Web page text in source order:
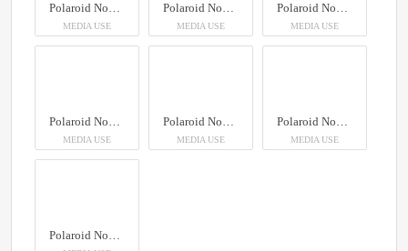
Polaroid Now Gen 3
MEDIA USE
Polaroid Now Gen 3
MEDIA USE
Polaroid Now Gen 3
MEDIA USE
Polaroid Now Gen 3
MEDIA USE
Polaroid Now Gen 3
MEDIA USE
Polaroid Now Gen 3
MEDIA USE
Polaroid Now Gen 3